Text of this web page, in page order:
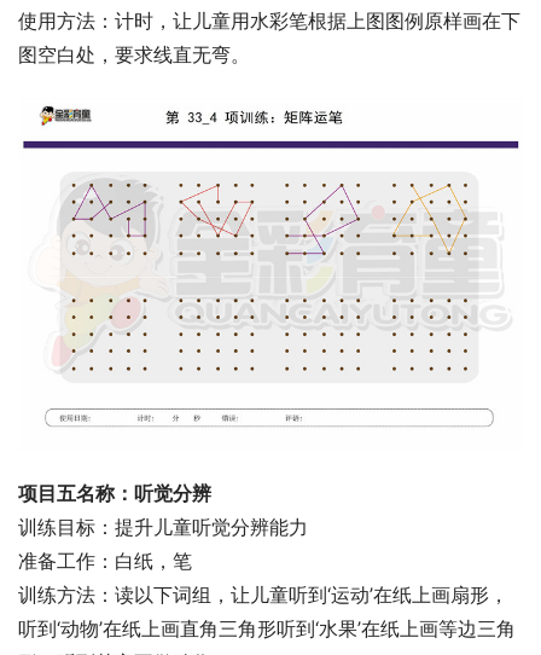
使用方法：计时，让儿童用水彩笔根据上图图例原样画在下
图空白处，要求线直无弯。
项目五名称：听觉分辨
训练目标：提升儿童听觉分辨能力
准备工作：白纸，笔
训练方法：读以下词组，让儿童听到‘运动’在纸上画扇形，
听到‘动物’在纸上画直角三角形听到‘水果’在纸上画等边三角